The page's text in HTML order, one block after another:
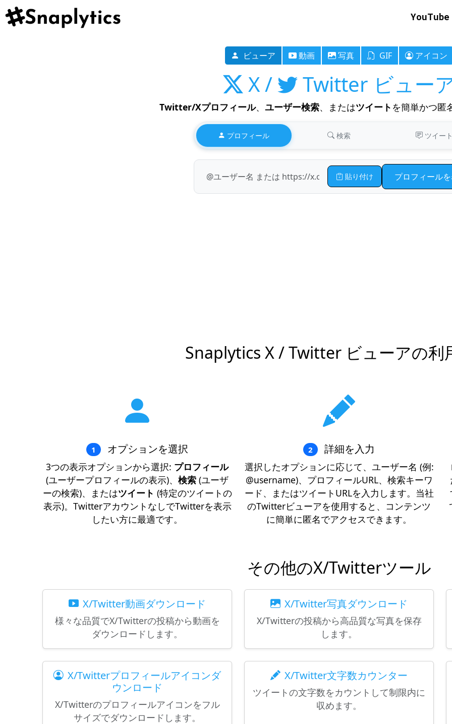
YouTube
ビューア 動画 写真 GIF アイコン
X / Twitter ビュー
Twitter/Xプロフィール、 ユーザー検索、またはツイート を簡単かつ匿
プロフィール 検索 ツイー
貼り付け プロフィール
Snaplytics X / Twitter ビューアの利
1 オプションを選択
3つの表示オプションから選択: プロフィール
(ユーザープロフィールの表示)、 検索 (ユーザ
ーの検索)、またはツイート (特定のツイートの
表示)。TwitterアカウントなしでTwitterを表示
したい方に最適です。
2 詳細を入力
選択したオプションに応じて、ユーザー名 (例:
@username)、プロフィールURL、検索キーワ
ード、またはツイートURLを入力します。当社
のTwitterビューアを使用すると、コンテンツ
に簡単に匿名でアクセスできます。
その他のX/Twitterツール
X/Twitter動画ダウンロード
様々な品質でX/Twitterの投稿から動画を
ダウンロードします。
X/Twitter写真ダウンロード
X/Twitterの投稿から高品質な写真を保存
します。
X/Twitterプロフィールアイコンダ
ウンロード
X/Twitterのプロフィールアイコンをフル
サイズでダウンロードします。
X/Twitter文字数カウンター
ツイートの文字数をカウントして制限内に
収めます。